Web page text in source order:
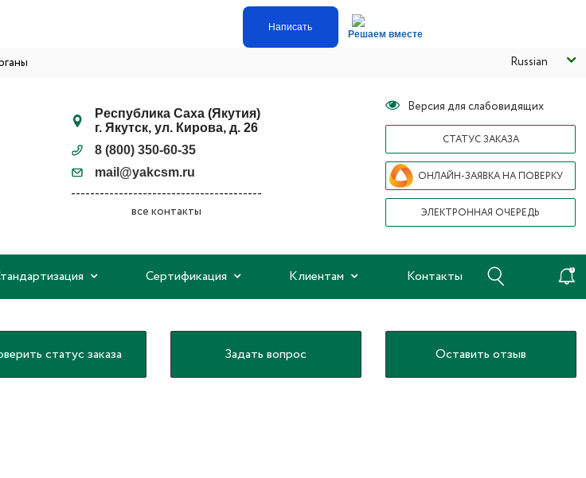
Написать
Решаем вместе
Республика Саха (Якутия)
г. Якутск, ул. Кирова, д. 26
8 (800) 350-60-35
mail@yakcsm.ru
все контакты
Russian
Версия для слабовидящих
СТАТУС ЗАКАЗА
ОНЛАЙН-ЗАЯВКА НА ПОВЕРКУ
ЭЛЕКТРОННАЯ ОЧЕРЕДЬ
Сертификация Клиентам Контакты
статус заказа Задать вопрос Оставить отзыв